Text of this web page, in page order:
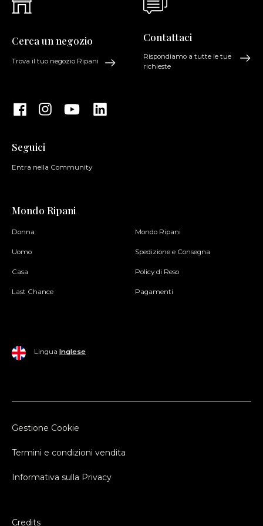
Cerca un negozio
Trova il tuo negozio Ripani
Seguici
Entra nella Community
Contattaci
Rispondiamo a tutte le tue
richieste
Mondo Ripani
Donna
Uomo
Casa
Last Chance
Mondo Ripani
Spedizione e Consegna
Policy di Reso
Pagamenti
Lingua Inglese
Gestione Cookie
Termini e condizioni vendita
Informativa sulla Privacy
Credits